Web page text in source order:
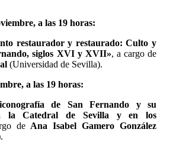
a las 19 horas:
restaurador y restaurado: Culto y
siglos XVI y XVII», a cargo de
(Universidad de Sevilla).
a las 19 horas:
de San Fernando y su
la Catedral de Sevilla y en los
de Ana Isabel Gamero González